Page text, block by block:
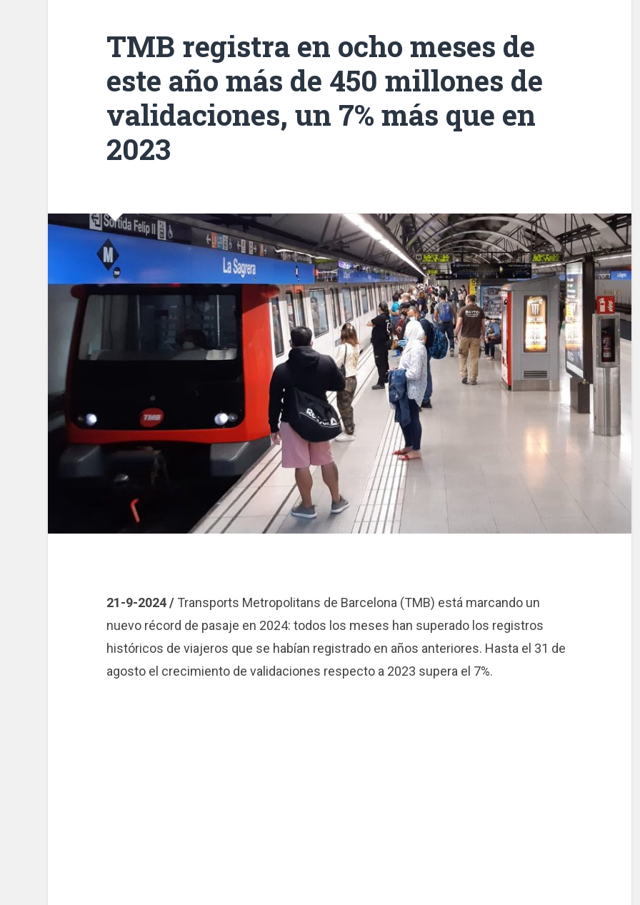
TMB registra en ocho meses de
este año más de 450 millones de
validaciones, un 7% más que en
2023
21-9-2024 /Transports Metropolitans de Barcelona (TMB) está marcando un
nuevo récord de pasaje en 2024: todos los meses han superado los registros
históricos de viajeros que se habían registrado en años anteriores. Hasta el 31 de
agosto el crecimiento de validaciones respecto a 2023 supera el 7%.